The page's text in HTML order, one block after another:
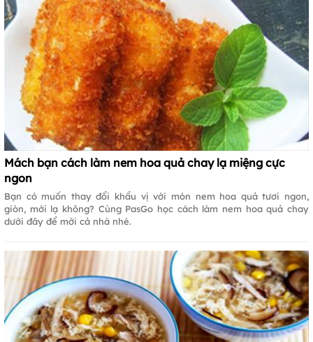
Mách bạn cách làm nem hoa quả chay lạ miệng cực
ngon
Bạn có muốn thay đổi khẩu vị với món nem hoa quả tươi ngon,
giòn, mới lạ không? Cùng PasGo học cách làm nem hoa quả chay
dưới đây để mời cả nhà nhé.